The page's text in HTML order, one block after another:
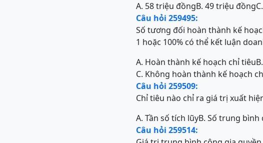
A. 58 triệu đồngB. 49 triệu đồng
Câu hỏi 259495:
Số tương đối hoàn thành kế
1 hoặc 100% có thể kết luận
A. Hoàn thành kế hoạch chỉ tiêu
C. Không hoàn thành kế hoạch
Câu hỏi 259509:
Chỉ tiêu nào chỉ ra giá trị xuất
A. Tần số tích lũyB. Số trung bình
Câu hỏi 259514: